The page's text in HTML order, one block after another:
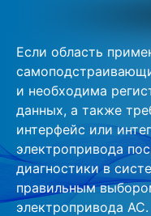
Если область
и необходима
данных, а также
интерфейс или
электропривода
диагностики в
правильным
электропривода AC.